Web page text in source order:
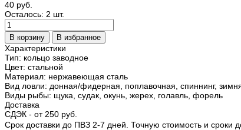
40 руб.
Осталось: 2 шт.
Характеристики
Тип: кольцо заводное
Цвет: стальной
Материал: нержавеющая сталь
Вид ловли: донная/фидерная, поплавочная, спиннинг,
Виды рыбы: щука, судак, окунь, жерех, голавль, форель
Доставка
СДЭК - от 250 руб.
Срок доставки до ПВЗ 2-7 дней. Точную стоимость и сроки